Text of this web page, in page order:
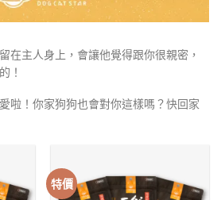
在主人身上，會讓他覺得跟你很親密，
！
啦！你家狗狗也會對你這樣嗎？快回家
特價